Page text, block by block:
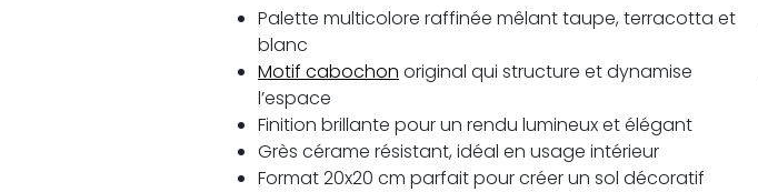
Palette multicolore raffinée mêlant taupe, terracotta et
blanc
Motif cabochon original qui structure et dynamise
l’espace
Finition brillante pour un rendu lumineux et élégant
Grès cérame résistant, idéal en usage intérieur
Format 20x20 cm parfait pour créer un sol décoratif